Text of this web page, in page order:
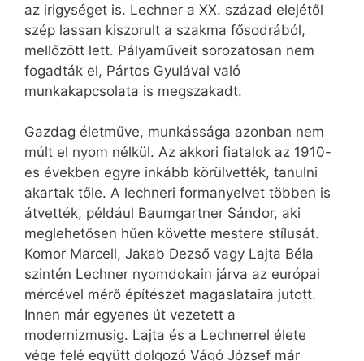
az irigységet is. Lechner a XX. század elejétől
szép lassan kiszorult a szakma fősodrából,
mellőzött lett. Pályaműveit sorozatosan nem
fogadták el, Pártos Gyulával való
munkakapcsolata is megszakadt.
Gazdag életműve, munkássága azonban nem
múlt el nyom nélkül. Az akkori fiatalok az 1910-
es években egyre inkább körülvették, tanulni
akartak tőle. A lechneri formanyelvet többen is
átvették, például Baumgartner Sándor, aki
meglehetősen hűen követte mestere stílusát.
Komor Marcell, Jakab Dezső vagy Lajta Béla
szintén Lechner nyomdokain járva az európai
mércével mérő építészet magaslataira jutott.
Innen már egyenes út vezetett a
modernizmusig. Lajta és a Lechnerrel élete
vége felé együtt dolgozó Vágó József már